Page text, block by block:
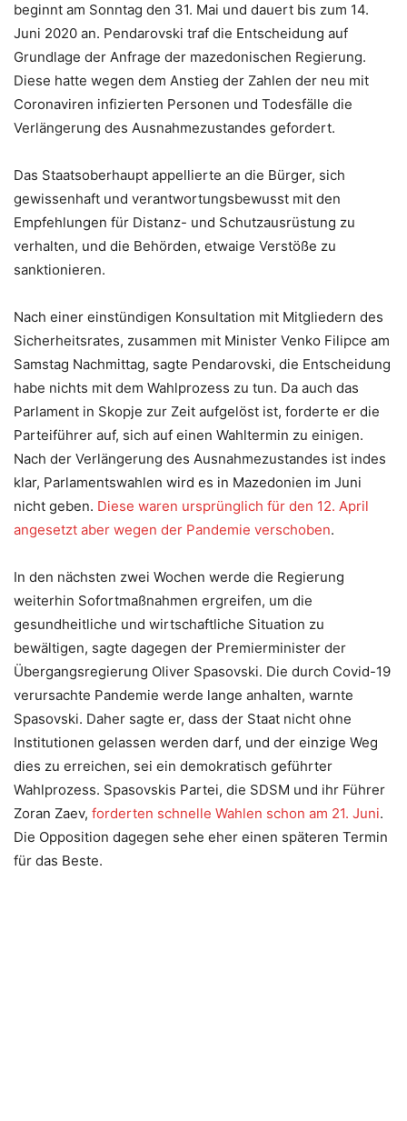
beginnt am Sonntag den 31. Mai und dauert bis zum 14.
Juni 2020 an. Pendarovski traf die Entscheidung auf
Grundlage der Anfrage der mazedonischen Regierung.
Diese hatte wegen dem Anstieg der Zahlen der neu mit
Coronaviren infizierten Personen und Todesfälle die
Verlängerung des Ausnahmezustandes gefordert.
Das Staatsoberhaupt appellierte an die Bürger, sich
gewissenhaft und verantwortungsbewusst mit den
Empfehlungen für Distanz- und Schutzausrüstung zu
verhalten, und die Behörden, etwaige Verstöße zu
sanktionieren.
Nach einer einstündigen Konsultation mit Mitgliedern des
Sicherheitsrates, zusammen mit Minister Venko Filipce am
Samstag Nachmittag, sagte Pendarovski, die Entscheidung
habe nichts mit dem Wahlprozess zu tun. Da auch das
Parlament in Skopje zur Zeit aufgelöst ist, forderte er die
Parteiführer auf, sich auf einen Wahltermin zu einigen.
Nach der Verlängerung des Ausnahmezustandes ist indes
klar, Parlamentswahlen wird es in Mazedonien im Juni
nicht geben. Diese waren ursprünglich für den 12. April
angesetzt aber wegen der Pandemie verschoben.
In den nächsten zwei Wochen werde die Regierung
weiterhin Sofortmaßnahmen ergreifen, um die
gesundheitliche und wirtschaftliche Situation zu
bewältigen, sagte dagegen der Premierminister der
Übergangsregierung Oliver Spasovski. Die durch Covid-19
verursachte Pandemie werde lange anhalten, warnte
Spasovski. Daher sagte er, dass der Staat nicht ohne
Institutionen gelassen werden darf, und der einzige Weg
dies zu erreichen, sei ein demokratisch geführter
Wahlprozess. Spasovskis Partei, die SDSM und ihr Führer
Zoran Zaev, forderten schnelle Wahlen schon am 21. Juni.
Die Opposition dagegen sehe eher einen späteren Termin
für das Beste.